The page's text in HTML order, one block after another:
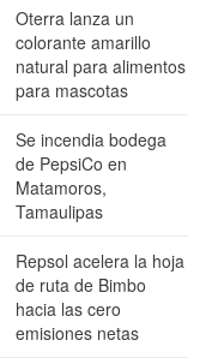
Oterra lanza un
colorante amarillo
natural para alimentos
para mascotas
Se incendia bodega
de PepsiCo en
Matamoros,
Tamaulipas
Repsol acelera la hoja
de ruta de Bimbo
hacia las cero
emisiones netas